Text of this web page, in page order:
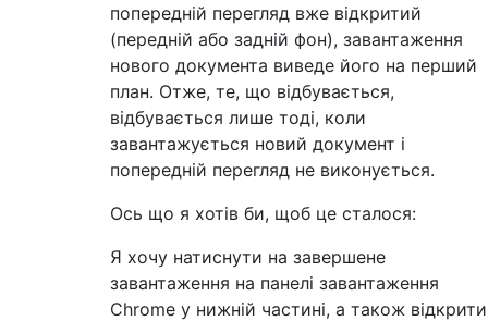
попередній перегляд вже відкритий
(передній або задній фон), завантаження
нового документа виведе його на перший
план. Отже, те, що відбувається,
відбувається лише тоді, коли
завантажується новий документ і
попередній перегляд не виконується.
Ось що я хотів би, щоб це сталося:
Я хочу натиснути на завершене
завантаження на панелі завантаження
Chrome у нижній частині, а також відкрити